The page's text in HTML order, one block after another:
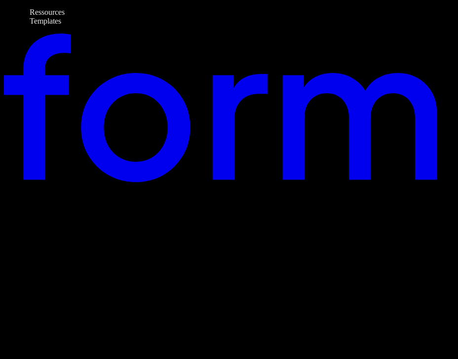
Ressources
Templates